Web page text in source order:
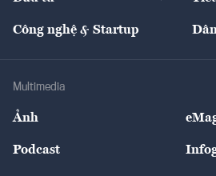
Tư vấn
Công nghệ & Startup
Multimedia
Ảnh
Podcast